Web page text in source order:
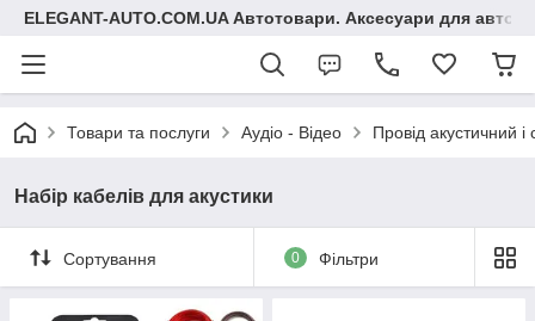
ELEGANT-AUTO.COM.UA Автотовари. Аксесуари для авто
Товари та послуги Аудіо - Відео Провід акустичний
Набір кабелів для акустики
Сортування 0 Фільтри